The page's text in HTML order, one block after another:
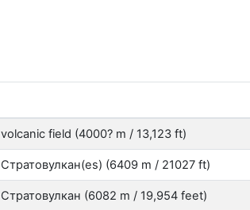
volcanic field (4000? m / 13,123 ft)
Стратовулкан(es) (6409 m / 21027 ft)
Стратовулкан (6082 m / 19,954 feet)